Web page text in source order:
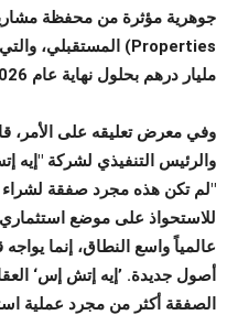
مليار درهم بحلول نهاية عام 2026.
وفي معرض تعليقه على
"لم تكن هذه مجرد صفقة لشراء
للاستحواذ على موضع
عالمياً واسع النطاق، إنما
الصفقة أكثر من مجرد عملية